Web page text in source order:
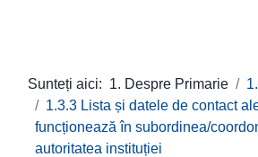
Sunteți aici: 1. Despre Primarie
1.3.3 Lista și datele de contact
funcționează în subordinea/
autoritatea instituției